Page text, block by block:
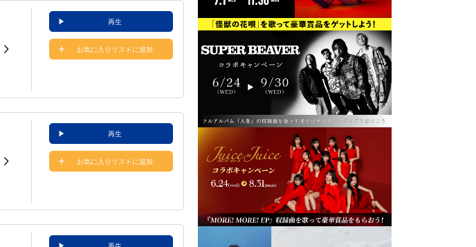
再生
お気に入りリストに追加
再生
お気に入りリストに追加